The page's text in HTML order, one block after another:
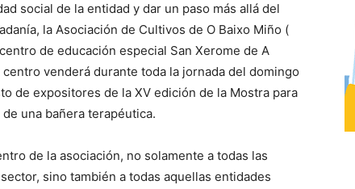
social de la entidad y dar un paso más allá del
la Asociación de Cultivos de O Baixo Miño (
de educación especial San Xerome de A
venderá durante toda la jornada del domingo
de expositores de la XV edición de la Mostra para
una bañera terapéutica.
de la asociación, no solamente a todas las
sino también a todas aquellas entidades